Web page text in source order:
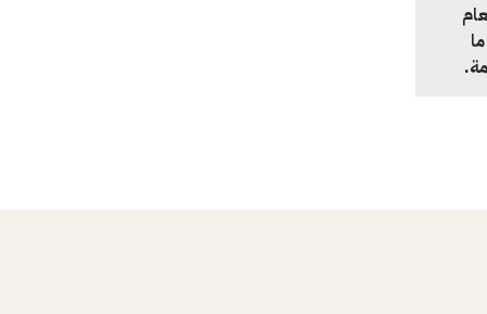
اقتصر ما